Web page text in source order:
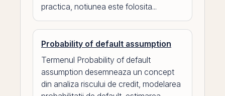
practica, notiunea este folosita...
Probability of default assumption
Termenul Probability of default
assumption desemneaza un concept
din analiza riscului de credit, modelarea